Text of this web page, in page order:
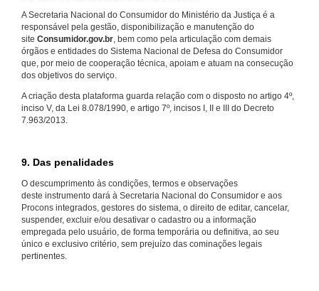
A Secretaria Nacional do Consumidor do Ministério da Justiça é a
responsável pela gestão, disponibilização e manutenção do
site Consumidor.gov.br, bem como pela articulação com demais
órgãos e entidades do Sistema Nacional de Defesa do Consumidor
que, por meio de cooperação técnica, apoiam e atuam na consecução
dos objetivos do serviço.
A criação desta plataforma guarda relação com o disposto no artigo 4º,
inciso V, da Lei 8.078/1990, e artigo 7º, incisos I, II e III do Decreto
7.963/2013.
9. Das penalidades
O descumprimento às condições, termos e observações
deste instrumento dará à Secretaria Nacional do Consumidor e aos
Procons integrados, gestores do sistema, o direito de editar, cancelar,
suspender, excluir e/ou desativar o cadastro ou a informação
empregada pelo usuário, de forma temporária ou definitiva, ao seu
único e exclusivo critério, sem prejuízo das cominações legais
pertinentes.